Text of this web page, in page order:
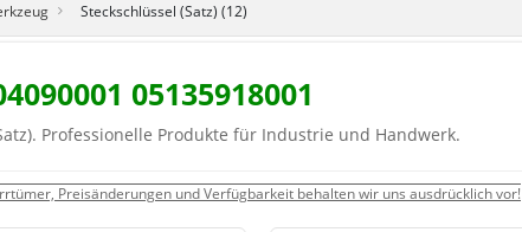
Steckschlüssel (Satz) (12)
05135918001
Professionelle Produkte für Industrie und Handwerk.
Preisänderungen und Verfügbarkeit behalten wir uns ausdrücklich vor!